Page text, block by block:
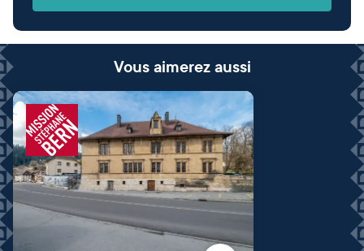
Vous aimerez aussi